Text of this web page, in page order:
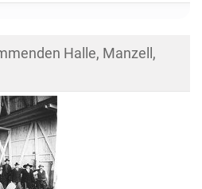
Halle, Manzell,